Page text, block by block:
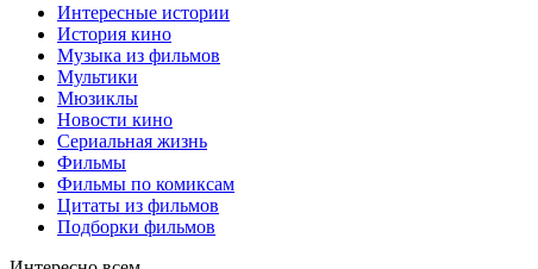
Интересные истории
История кино
Музыка из фильмов
Мультики
Мюзиклы
Новости кино
Сериальная жизнь
Фильмы
Фильмы по комиксам
Цитаты из фильмов
Подборки фильмов